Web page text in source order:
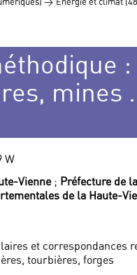
mines
W
Vienne; Préfecture de
de la Haute-
et correspondances
tourbières, forges